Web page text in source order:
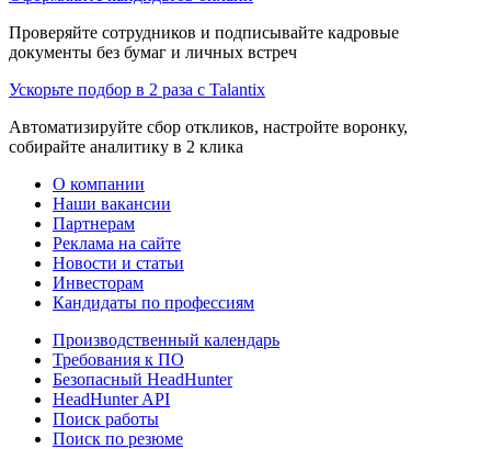
Проверяйте сотрудников и подписывайте кадровые
документы без бумаг и личных встреч
Ускорьте подбор в 2 раза с Talantix
Автоматизируйте сбор откликов, настройте воронку,
собирайте аналитику в 2 клика
О компании
Наши вакансии
Партнерам
Реклама на сайте
Новости и статьи
Инвесторам
Кандидаты по профессиям
Производственный календарь
Требования к ПО
Безопасный HeadHunter
HeadHunter API
Поиск работы
Поиск по резюме